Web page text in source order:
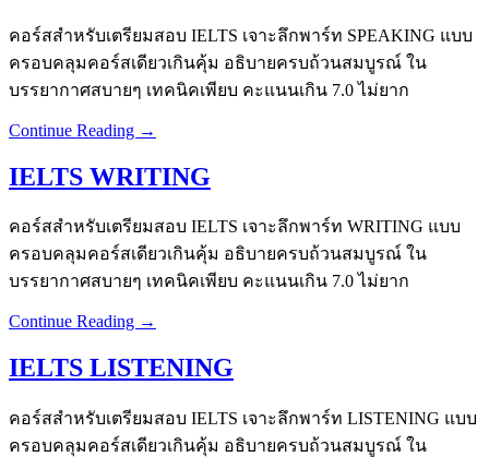
คอร์สสำหรับเตรียมสอบ IELTS เจาะลึกพาร์ท SPEAKING แบบ
ครอบคลุมคอร์สเดียวเกินคุ้ม อธิบายครบถ้วนสมบูรณ์ ใน
บรรยากาศสบายๆ เทคนิคเพียบ คะแนนเกิน 7.0 ไม่ยาก
Continue Reading →
IELTS WRITING
คอร์สสำหรับเตรียมสอบ IELTS เจาะลึกพาร์ท WRITING แบบ
ครอบคลุมคอร์สเดียวเกินคุ้ม อธิบายครบถ้วนสมบูรณ์ ใน
บรรยากาศสบายๆ เทคนิคเพียบ คะแนนเกิน 7.0 ไม่ยาก
Continue Reading →
IELTS LISTENING
คอร์สสำหรับเตรียมสอบ IELTS เจาะลึกพาร์ท LISTENING แบบ
ครอบคลุมคอร์สเดียวเกินคุ้ม อธิบายครบถ้วนสมบูรณ์ ใน